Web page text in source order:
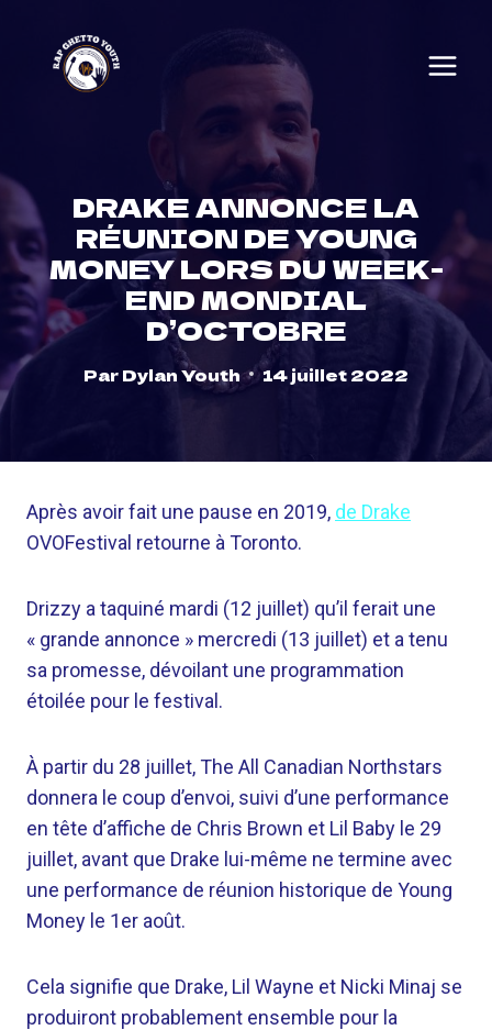
content
DRAKE ANNONCE LA
RÉUNION DE YOUNG
MONEY LORS DU WEEK-
END MONDIAL
D’OCTOBRE
ParDylan Youth 14 juillet 2022
Après avoir fait une pause en 2019, de Drake
OVOFestival retourne à Toronto.
Drizzy a taquiné mardi (12 juillet) qu’il ferait une
« grande annonce » mercredi (13 juillet) et a tenu
sa promesse, dévoilant une programmation
étoilée pour le festival.
À partir du 28 juillet, The All Canadian Northstars
donnera le coup d’envoi, suivi d’une performance
en tête d’affiche de Chris Brown et Lil Baby le 29
juillet, avant que Drake lui-même ne termine avec
une performance de réunion historique de Young
Money le 1er août.
Cela signifie que Drake, Lil Wayne et Nicki Minaj se
produiront probablement ensemble pour la